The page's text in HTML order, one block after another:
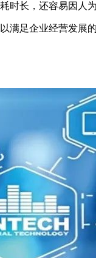
长，还容易因人
足企业经营发展